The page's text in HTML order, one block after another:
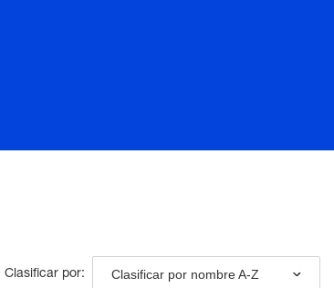
Clasificar por: Clasificar por nombre A-Z